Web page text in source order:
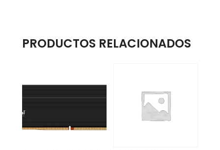
PRODUCTOS RELACIONADOS